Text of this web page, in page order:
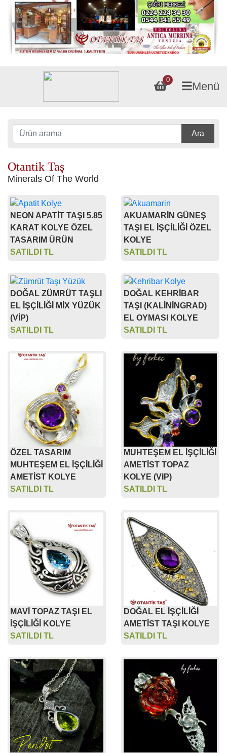
0
Menü
Ara
Otantik Taş
Minerals Of The World
NEON APATİT TAŞI 5.85
KARAT KOLYE ÖZEL
TASARIM ÜRÜN
SATILDI TL
AKUAMARİN GÜNEŞ
TAŞI EL İŞÇİLİĞİ ÖZEL
KOLYE
SATILDI TL
DOĞAL ZÜMRÜT TAŞLI
EL İŞÇİLİĞİ MİX YÜZÜK
(VİP)
SATILDI TL
DOĞAL KEHRİBAR
TAŞI (KALİNİNGRAD)
EL OYMASI KOLYE
SATILDI TL
ÖZEL TASARIM
MUHTEŞEM EL İŞÇİLİĞİ
AMETİST KOLYE
SATILDI TL
MUHTEŞEM EL İŞÇİLİĞİ
AMETİST TOPAZ
KOLYE (VIP)
SATILDI TL
MAVİ TOPAZ TAŞI EL
İŞÇİLİĞİ KOLYE
SATILDI TL
DOĞAL EL İŞÇİLİĞİ
AMETİST TAŞI KOLYE
SATILDI TL